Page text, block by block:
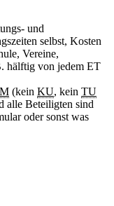
und
selbst, Kosten
Vereine,
hälftig von jedem ET
(kein KU, kein TU
alle Beteiligten sind
oder sonst was